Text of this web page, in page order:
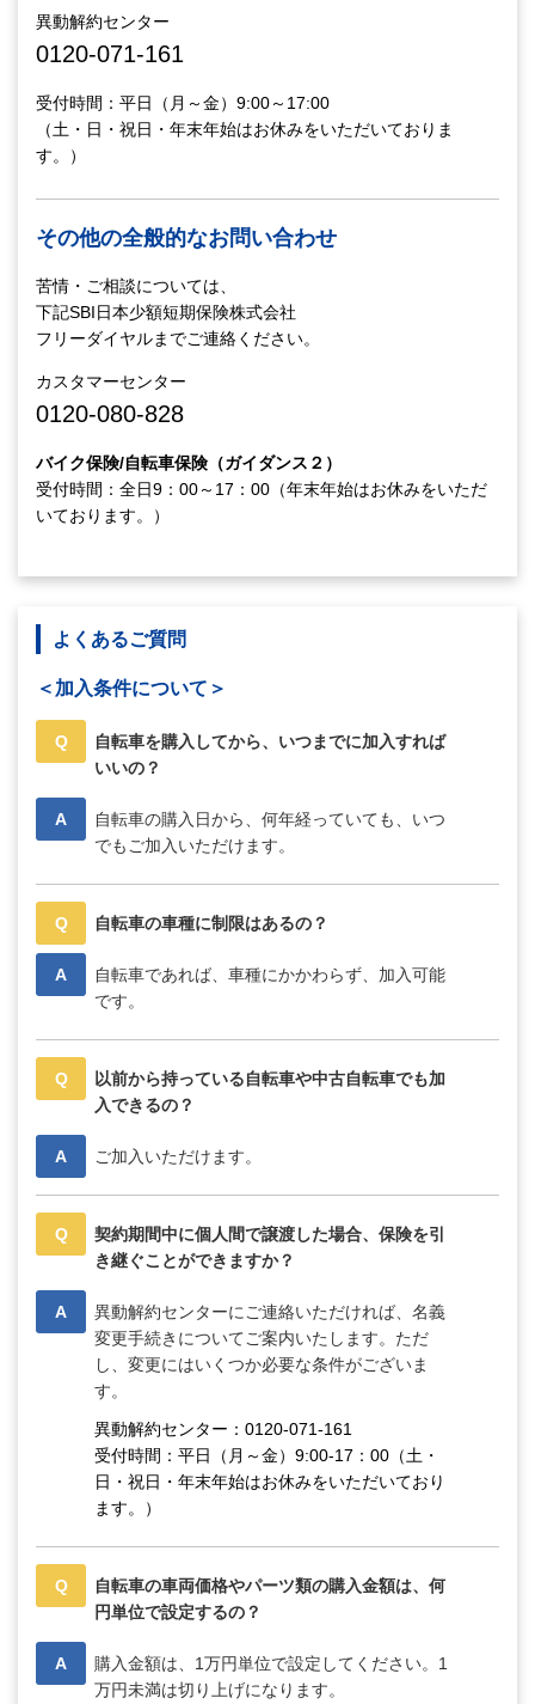
異動解約センター
0120-071-161
受付時間：平日（月～金）9:00～17:00
（土・日・祝日・年末年始はお休みをいただいておりま
す。）
その他の全般的なお問い合わせ
苦情・ご相談については、
下記SBI日本少額短期保険株式会社
フリーダイヤルまでご連絡ください。
カスタマーセンター
0120-080-828
バイク保険/自転車保険（ガイダンス２）
受付時間：全日9：00～17：00（年末年始はお休みをいただ
いております。）
よくあるご質問
＜加入条件について＞
Q
自転車を購入してから、いつまでに加入すれば
いいの？
A
自転車の購入日から、何年経っていても、いつ
でもご加入いただけます。
Q 自転車の車種に制限はあるの？
A
自転車であれば、車種にかかわらず、加入可能
です。
Q
以前から持っている自転車や中古自転車でも加
入できるの？
A ご加入いただけます。
Q
契約期間中に個人間で譲渡した場合、保険を引
き継ぐことができますか？
A
異動解約センターにご連絡いただければ、名義
変更手続きについてご案内いたします。ただ
し、変更にはいくつか必要な条件がございま
す。
異動解約センター：0120-071-161
受付時間：平日（月～金）9:00-17：00（土・
日・祝日・年末年始はお休みをいただいており
ます。）
Q
自転車の車両価格やパーツ類の購入金額は、何
円単位で設定するの？
A
購入金額は、1万円単位で設定してください。1
万円未満は切り上げになります。